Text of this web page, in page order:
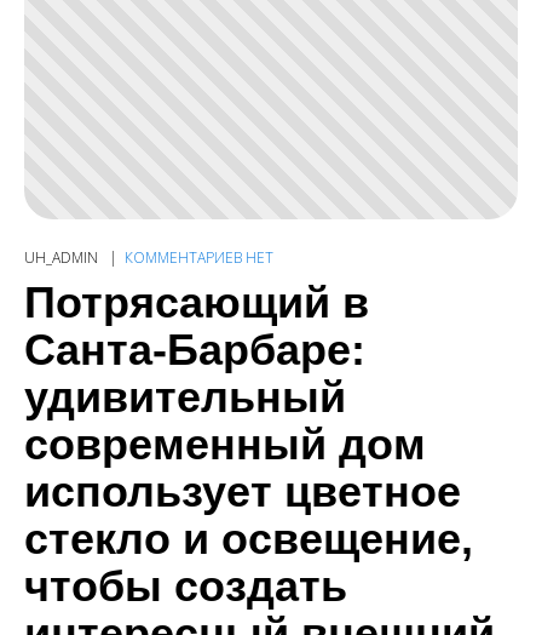
UH_ADMIN КОММЕНТАРИЕВ НЕТ
Потрясающий в
Санта-Барбаре:
удивительный
современный дом
использует цветное
стекло и освещение,
чтобы создать